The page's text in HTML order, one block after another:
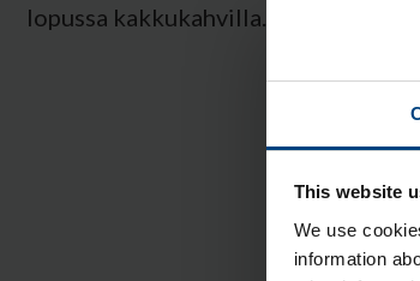
This website
We use
information
lopussa kakkukahvilla.